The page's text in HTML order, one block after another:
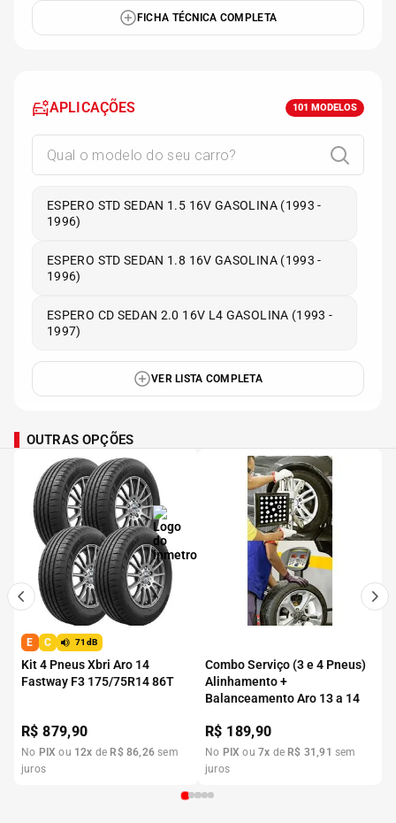
FICHA TÉCNICA COMPLETA
APLICAÇÕES 101 MODELOS
ESPERO STD SEDAN 1.5 16V GASOLINA (1993 -
1996)
ESPERO STD SEDAN 1.8 16V GASOLINA (1993 -
1996)
ESPERO CD SEDAN 2.0 16V L4 GASOLINA (1993 -
1997)
VER LISTA COMPLETA
OUTRAS OPÇÕES
E C 71dB
Kit 4 Pneus Xbri Aro 14
Fastway F3 175/75R14 86T
R$879,90
No PIX ou 12x de R$ 86,26 sem
juros
Combo Serviço (3 e 4 Pneus)
Alinhamento +
Balanceamento Aro 13 a 14
R$ 189,90
No PIX ou7x de R$ 31 ,91 sem
juros